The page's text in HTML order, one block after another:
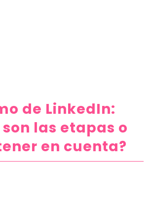
de LinkedIn:
las etapas o
en cuenta?